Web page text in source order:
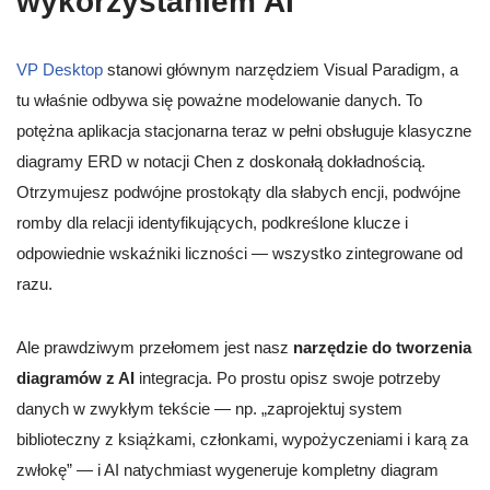
VP Desktop stanowi głównym narzędziem Visual Paradigm, a
tu właśnie odbywa się poważne modelowanie danych. To
potężna aplikacja stacjonarna teraz w pełni obsługuje klasyczne
diagramy ERD w notacji Chen z doskonałą dokładnością.
Otrzymujesz podwójne prostokąty dla słabych encji, podwójne
romby dla relacji identyfikujących, podkreślone klucze i
odpowiednie wskaźniki liczności — wszystko zintegrowane od
razu.
Ale prawdziwym przełomem jest nasz narzędzie do tworzenia
diagramów z AI integracja. Po prostu opisz swoje potrzeby
danych w zwykłym tekście — np. „zaprojektuj system
biblioteczny z książkami, członkami, wypożyczeniami i karą za
zwłokę” — i AI natychmiast wygeneruje kompletny diagram